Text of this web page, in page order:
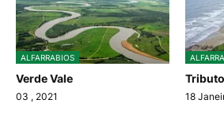
ALFARRABIOS
Verde Vale
03 , 2021 18